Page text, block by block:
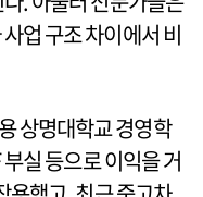
업 구조 차이에서 비
상명대학교 경영학
실 등으로 이익을 거